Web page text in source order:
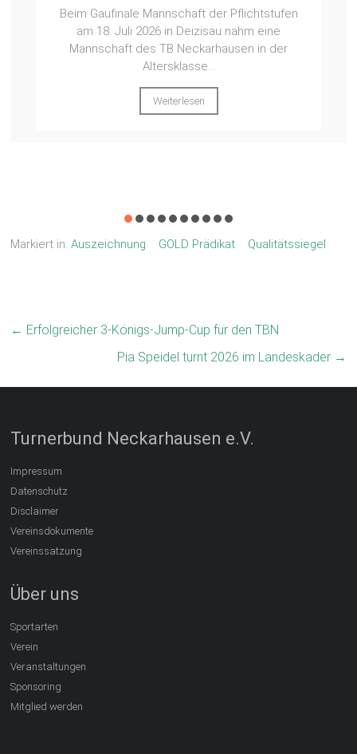
Am Samstag, den 18.08.2026, traten zwei
Mannschaften der WTG FilderNeckar in
Deizisau beim Gaufinale Mannschaft in der
Leistungsklasse 2 an....
Weiterlesen
Markiert in:Auszeichnung GOLD Prädikat Qualitätssiegel
← Erfolgreicher 3-Königs-Jump-Cup für den TBN
Pia Speidel turnt 2026 im Landeskader →
Turnerbund Neckarhausen e.V.
Impressum
Datenschutz
Disclaimer
Vereinsdokumente
Vereinssatzung
Über uns
Sportarten
Verein
Veranstaltungen
Sponsoring
Mitglied werden